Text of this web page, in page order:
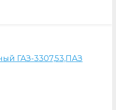
ГАЗ-3307,53,ПАЗ